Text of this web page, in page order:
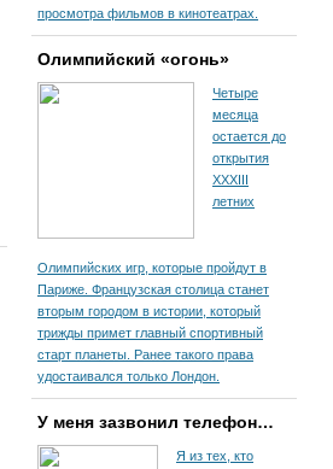
просмотра фильмов в кинотеатрах.
Олимпийский «огонь»
Четыре
месяца
остается до
открытия
XXXIII
летних
Олимпийских игр, которые пройдут в
Париже. Французская столица станет
вторым городом в истории, который
трижды примет главный спортивный
старт планеты. Ранее такого права
удостаивался только Лондон.
У меня зазвонил телефон…
Я из тех, кто